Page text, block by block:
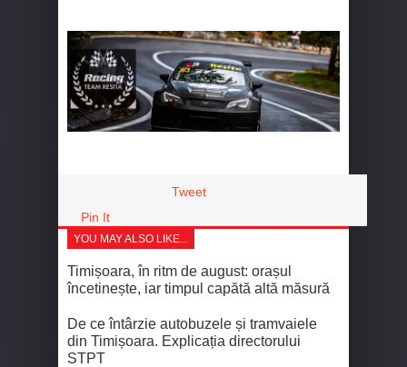
Tweet
Pin It
YOU MAY ALSO LIKE...
Timișoara, în ritm de august: orașul
încetinește, iar timpul capătă altă măsură
De ce întârzie autobuzele și tramvaiele
din Timișoara. Explicația directorului
STPT